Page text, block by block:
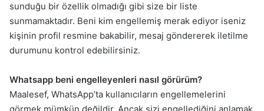
sunduğu bir özellik olmadığı gibi size bir liste
sunmamaktadır. Beni kim engellemiş merak ediyor iseniz
kişinin profil resmine bakabilir, mesaj göndererek iletilme
durumunu kontrol edebilirsiniz.
Whatsapp beni engelleyenleri nasıl görürüm?
Maalesef, WhatsApp’ta kullanıcıların engellemelerini